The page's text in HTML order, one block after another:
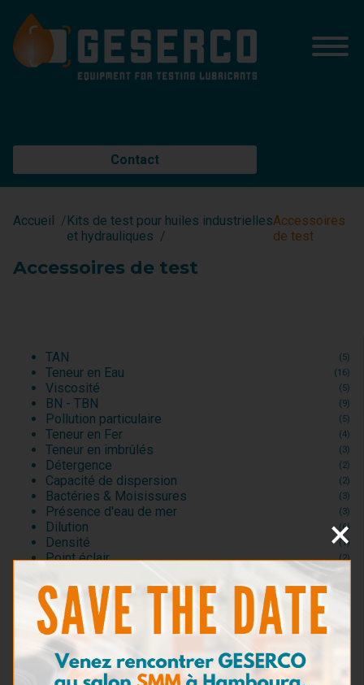
Contact
TAN (5)
Teneur en Eau (16)
Viscosité (5)
BN - TBN (9)
Pollution particulaire (5)
Teneur en Fer (4)
Teneur en imbrûlés (3)
Détergence (2)
Capacité de dispersion (2)
Bactéries & Moisissures (3)
Présence d'eau de mer (3)
Dilution (6)
Densité (1)
Point éclair (2)
Kits de test pour huiles moteur
Kits de test pour huiles industrielles et
hydrauliques
Kits d'Analyse
Consommables et Réactifs
Accessoires de test
Accueil
Kits de test pour huiles industrielles
et hydrauliques
Accessoires
de test
Accessoires de test
×